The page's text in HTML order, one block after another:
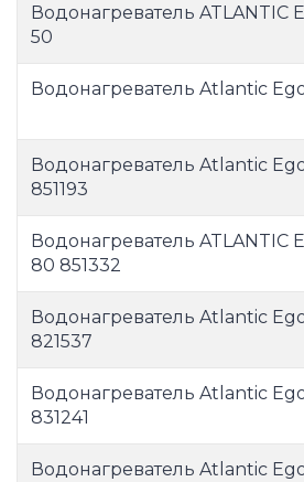
Водонагреватель ATLANTIC
50
Водонагреватель Atlantic
Водонагреватель Atlantic
851193
Водонагреватель ATLANTIC
80 851332
Водонагреватель Atlantic
821537
Водонагреватель Atlantic
831241
Водонагреватель Atlantic